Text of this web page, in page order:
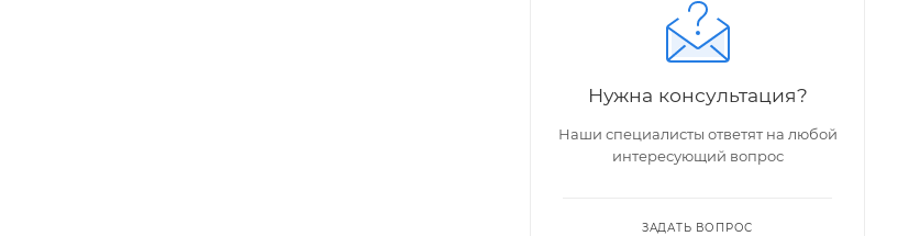
Нужна консультация?
Наши специалисты ответят на любой
интересующий вопрос
ЗАДАТЬ ВОПРОС